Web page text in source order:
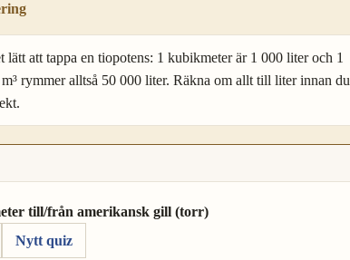
att tappa en tiopotens: 1 kubikmeter är 1 000 liter och 1
rymmer alltså 50 000 liter. Räkna om allt till liter innan du
till/från amerikansk gill (torr)
Nytt quiz